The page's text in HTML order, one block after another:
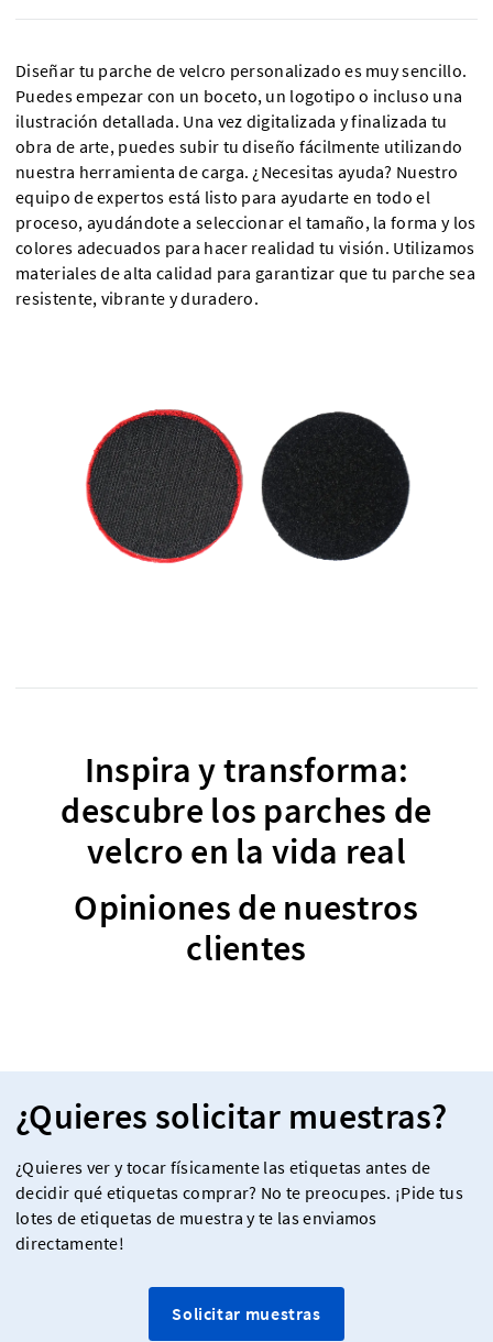
Diseñar tu parche de velcro personalizado es muy sencillo.
Puedes empezar con un boceto, un logotipo o incluso una
ilustración detallada. Una vez digitalizada y finalizada tu
obra de arte, puedes subir tu diseño fácilmente utilizando
nuestra herramienta de carga. ¿Necesitas ayuda? Nuestro
equipo de expertos está listo para ayudarte en todo el
proceso, ayudándote a seleccionar el tamaño, la forma y los
colores adecuados para hacer realidad tu visión. Utilizamos
materiales de alta calidad para garantizar que tu parche sea
resistente, vibrante y duradero.
Inspira y transforma:
descubre los parches de
velcro en la vida real
Opiniones de nuestros
clientes
¿Quieres solicitar muestras?
¿Quieres ver y tocar físicamente las etiquetas antes de
decidir qué etiquetas comprar? No te preocupes. ¡Pide tus
lotes de etiquetas de muestra y te las enviamos
directamente!
Solicitar muestras